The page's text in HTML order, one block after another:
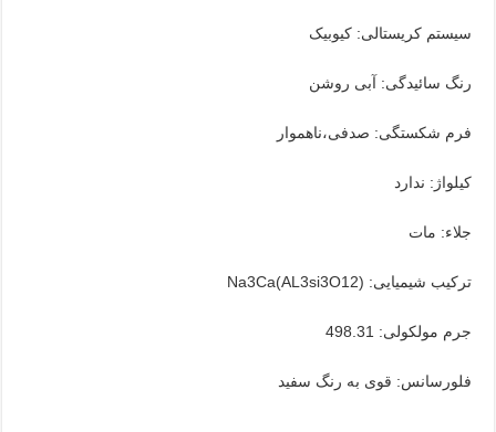
سیستم کریستالی: کیوبیک
رنگ سائیدگی: آبی روشن
فرم شکستگی: صدفی،ناهموار
کیلواژ: ندارد
جلاء: مات
ترکیب شیمیایی: Na3Ca(AL3si3O12)
جرم مولکولی: 498.31
فلورسانس: قوی به رنگ سفید